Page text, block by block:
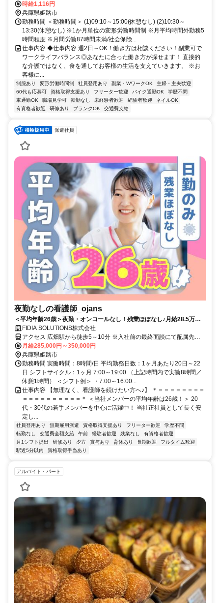
「網干駅」/JR各線「姫路駅」から神姫バス乗車、「広畑市民センタ
ー前」下車徒歩約1分
時給1,116円
兵庫県姫路市
勤務時間 ＜勤務時間＞ (1)09:10～15:00(休憩なし) (2)10:30～
13:30(休憩なし) ※1か月単位の変形労働時間制 ※月平均時間外勤務5
時間程度 ※月間労働87時間未満/社会保険...
仕事内容 ◆仕事内容 週2日～OK！働き方は相談ください！副業可で
ワークライフバランス◎あなたに合った働き方が探せます！ 直接的
な介護ではなく、食を通してお客様の生活を支えていきます。 ※お
客様に...
制服あり 変形労働時間制 社員登用あり 副業・WワークOK
主婦・主夫歓迎
60代も応募可
資格取得支援あり フリーター歓迎 バイク通勤OK
学歴不問
車通勤OK
職場見学可 転勤なし 未経験者歓迎 経験者歓迎
ネイルOK
有資格者歓迎
研修あり ブランクOK 交通費支給
派遣社員
夜勤なしの看護師_ojans
＜平均年齢26歳＞夜勤・オンコールなし！残業ほぼなし♪月給28.5万円
～・昇給年2回・賞与年2回★初年度は賞与年3回★20代・30代の若手メ
ンバーが中心に活躍中！当社正社員として安定して働ける好環境◎
FIDIA SOLUTIONS株式会社
アクセス 広畑駅から徒歩5～10分 ※入社前の最終面談にて配属先を
決定致します。
月給285,000円～350,000円
兵庫県姫路市
勤務時間 実働時間：8時間/日 平均勤務日数：1ヶ月あたり20日～22
日 シフトサイクル：1ヶ月 7:00～19:00 （上記時間内で実働8時間／
休憩1時間） ＜シフト例＞ ・7:00～16:00...
仕事内容 【無理なく、看護師を続けたい方へ♪】 ＊＝＝＝＝＝＝＝＝
＝＝＝＝＝＝＝＝＝＝＊ ＜当社メンバーの平均年齢は26歳！＞ 20
代・30代の若手メンバーを中心に活躍中！ 当社正社員として長く安
定し...
社員登用あり 無期雇用派遣 資格取得支援あり フリーター歓迎
学歴不問
転勤なし
交通費全額支給 午前 経験者歓迎 残業なし
有資格者歓迎
月1シフト提出
研修あり 夕方 賞与あり 育休あり 長期歓迎
フルタイム歓迎
駅近5分以内
資格取得手当あり
アルバイト・パート